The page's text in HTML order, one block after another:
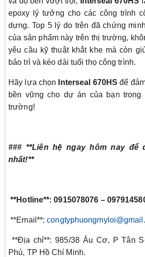
epoxy lý tưởng cho các công trình
dựng. Top 5 lý do trên đã chứng
của sản phẩm này trên thị trường,
yêu cầu kỹ thuật khắt khe mà còn
bảo trì và kéo dài tuổi thọ công trình.
Hãy lựa chọn Interseal 670HS để
bền vững cho dự án của bạn trong
trường!
### **Liên hệ ngay hôm nay để
nhất!**
**Hotline**: 0915078076 –
**Email**:
**Địa chỉ**: 985/38 Âu Cơ, P Tân
Phú, TP Hồ Chí Minh.